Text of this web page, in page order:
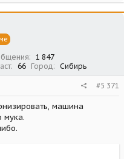
1 847
66 Город Сибирь
#5 371
машина
мука.